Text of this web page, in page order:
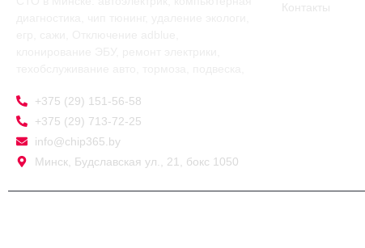
+375 (29) 151-56-58
+375 (29) 713-72-25
info@chip365.by
Минск, Будславская ул., 21, бокс 1050
Контакты